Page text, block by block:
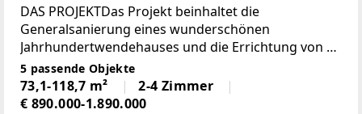
DAS PROJEKTDas Projekt beinhaltet die
Generalsanierung eines wunderschönen
Jahrhundertwendehauses und die Errichtung von 5
außergewöhnlichen Dachgeschoßwohnungen im
Ausmaß zwischen 70 und 120 m² Wohnfläche.Sie
haben nun die
5 passende Objekte
73,1-118,7 m²
2-4 Zimmer
€ 890.000-1.890.000